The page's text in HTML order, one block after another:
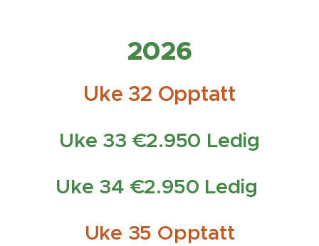
2026
Uke 32 Opptatt
Uke 33 €2.950 Ledig
Uke 34 €2.950 Ledig
Uke 35 Opptatt